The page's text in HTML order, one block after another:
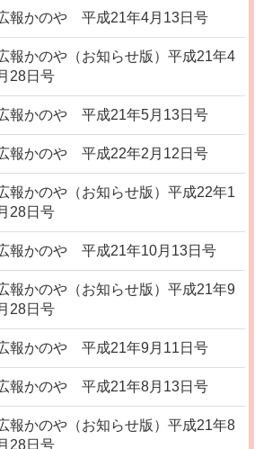
報かのや 平成21年4月13日号
報かのや（お知らせ版）平成21年4
28日号
報かのや 平成21年5月13日号
報かのや 平成22年2月12日号
報かのや（お知らせ版）平成22年1
28日号
報かのや 平成21年10月13日号
報かのや（お知らせ版）平成21年9
28日号
報かのや 平成21年9月11日号
報かのや 平成21年8月13日号
報かのや（お知らせ版）平成21年8
28日号